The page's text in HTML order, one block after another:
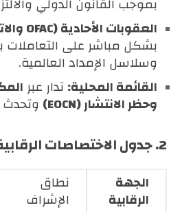
بموجب القانون الدولي
العقوبات الأحادية (OFAC والاتحاد الأوروبي):
بشكل مباشر على التعاملات
وسلاسل الإمداد العالمية.
القائمة المحلية:تدار عبر
وحظر الانتشار (EOCN) وتحدث
2. جدول الاختصاصات الرقابية
الجهة
الرقابية
نطاق
الإشراف